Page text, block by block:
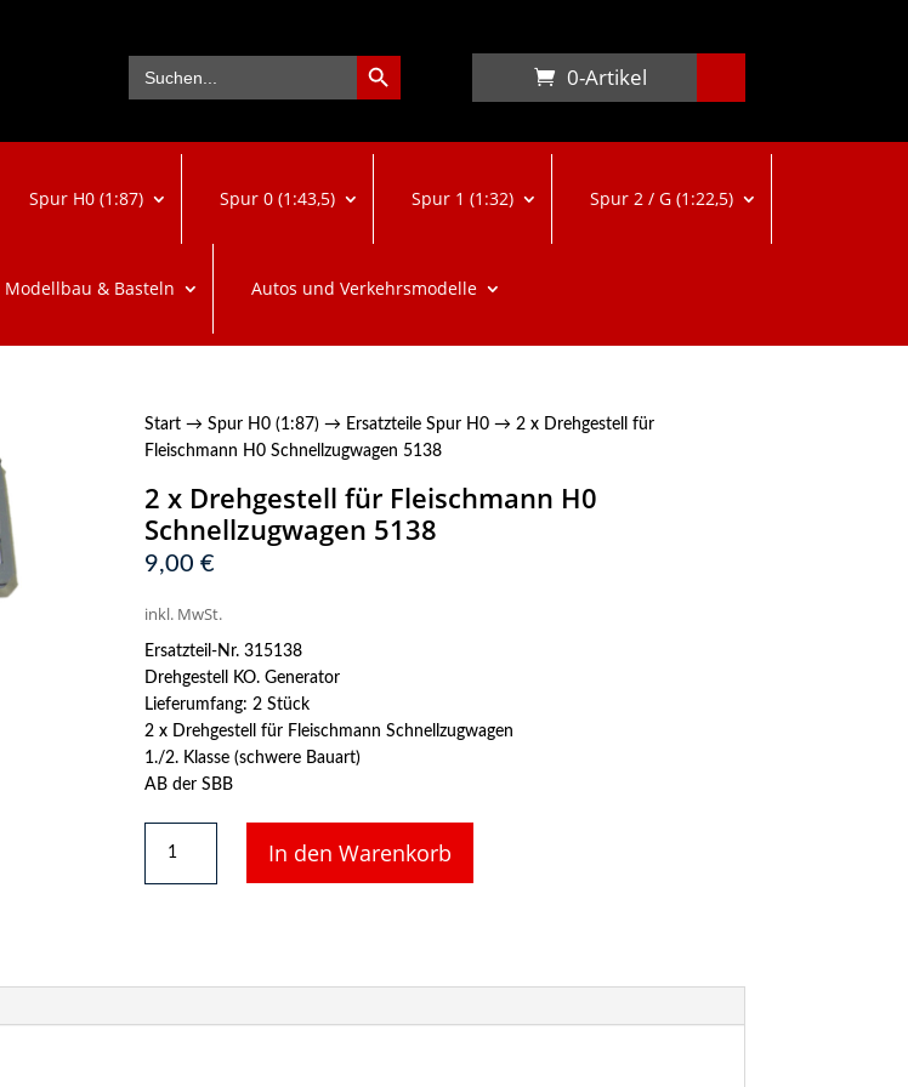
Search
for:
Search Button
0-Artikel
Spur H0 (1:87) Spur 0 (1:43,5) Spur 1 (1:32) Spur 2 / G (1:22,5)
Modellbau & Basteln Autos und Verkehrsmodelle
Start→ Spur H0 (1:87)→ Ersatzteile Spur H0→ 2 x Drehgestell für
Fleischmann H0 Schnellzugwagen 5138
2 x Drehgestell für Fleischmann H0
Schnellzugwagen 5138
9,00 €
inkl. MwSt.
Ersatzteil-Nr. 315138
Drehgestell KO. Generator
Lieferumfang: 2 Stück
2 x Drehgestell für Fleischmann Schnellzugwagen
1./2. Klasse (schwere Bauart)
AB der SBB
Drehgestell
Schnellzugwagen
5138
In den Warenkorb